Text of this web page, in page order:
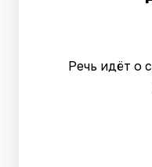
Речь идёт о